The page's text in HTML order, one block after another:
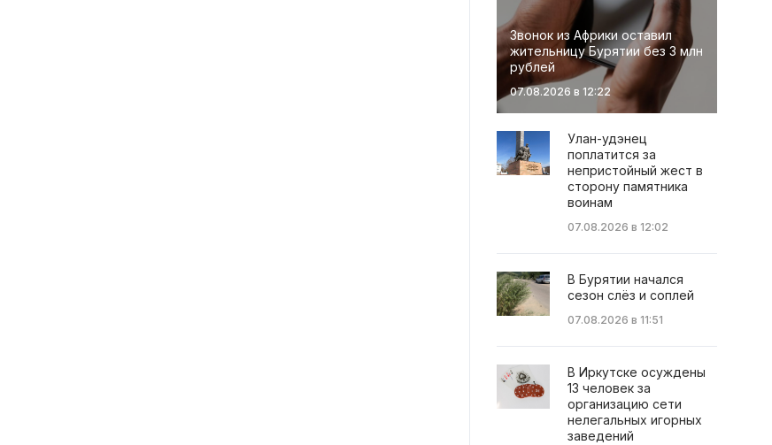
Звонок из Африки оставил
жительницу Бурятии без 3 млн
рублей
07.08.2026 в 12:22
Улан-удэнец
поплатится за
непристойный жест в
сторону памятника
воинам
07.08.2026 в 12:02
В Бурятии начался
сезон слёз и соплей
07.08.2026 в 11:51
В Иркутске осуждены
13 человек за
организацию сети
нелегальных игорных
заведений